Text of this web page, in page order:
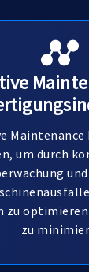
um durch
zu
zu